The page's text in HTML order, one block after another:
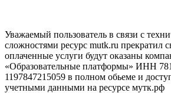
Уважаемый пользователь в связи с
сложностями ресурс mutk.ru прекратил
оплаченные услуги будут оказаны
«Образовательные платформы» ИНН
1197847215059 в полном обьеме и
учетными данными на ресурсе мутк.рф